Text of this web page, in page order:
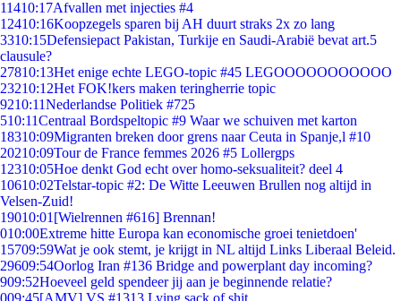
11410:17Afvallen met injecties #4
12410:16Koopzegels sparen bij AH duurt straks 2x zo lang
3310:15Defensiepact Pakistan, Turkije en Saudi-Arabië bevat art.5
clausule?
27810:13Het enige echte LEGO-topic #45 LEGOOOOOOOOOOO
23210:12Het FOK!kers maken teringherrie topic
9210:11Nederlandse Politiek #725
510:11Centraal Bordspeltopic #9 Waar we schuiven met karton
18310:09Migranten breken door grens naar Ceuta in Spanje,l #10
20210:09Tour de France femmes 2026 #5 Lollergps
12310:05Hoe denkt God echt over homo-seksualiteit? deel 4
10610:02Telstar-topic #2: De Witte Leeuwen Brullen nog altijd in
Velsen-Zuid!
19010:01 [Wielrennen #616] Brennan!
010:00Extreme hitte Europa kan economische groei tenietdoen'
15709:59Wat je ook stemt, je krijgt in NL altijd Links Liberaal Beleid.
29609:54Oorlog Iran #136 Bridge and powerplant day incoming?
909:52Hoeveel geld spendeer jij aan je beginnende relatie?
009:45[AMV] VS #1313 Lying sack of shit.